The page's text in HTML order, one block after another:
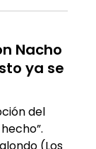
Nacho
ya se
del
(Los